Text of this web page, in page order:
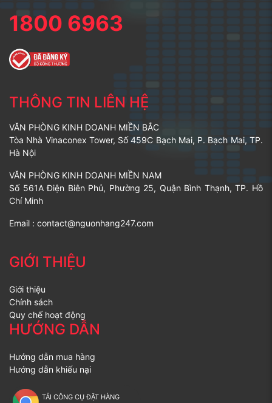
1800 6963
THÔNG TIN LIÊN HỆ
VĂN PHÒNG KINH DOANH MIỀN BẮC
Tòa Nhà Vinaconex Tower, Số 459C Bạch Mai, P. Bạch Mai, TP.
Hà Nội
VĂN PHÒNG KINH DOANH MIỀN NAM
Số 561A Điện Biên Phủ, Phường 25, Quận Bình Thạnh, TP. Hồ
Chí Minh
Email : contact@nguonhang247.com
GIỚI THIỆU
Giới thiệu
Chính sách
Quy chế hoạt động
HƯỚNG DẪN
Hướng dẫn mua hàng
Hướng dẫn khiếu nại
TẢI CÔNG CỤ ĐẶT HÀNG